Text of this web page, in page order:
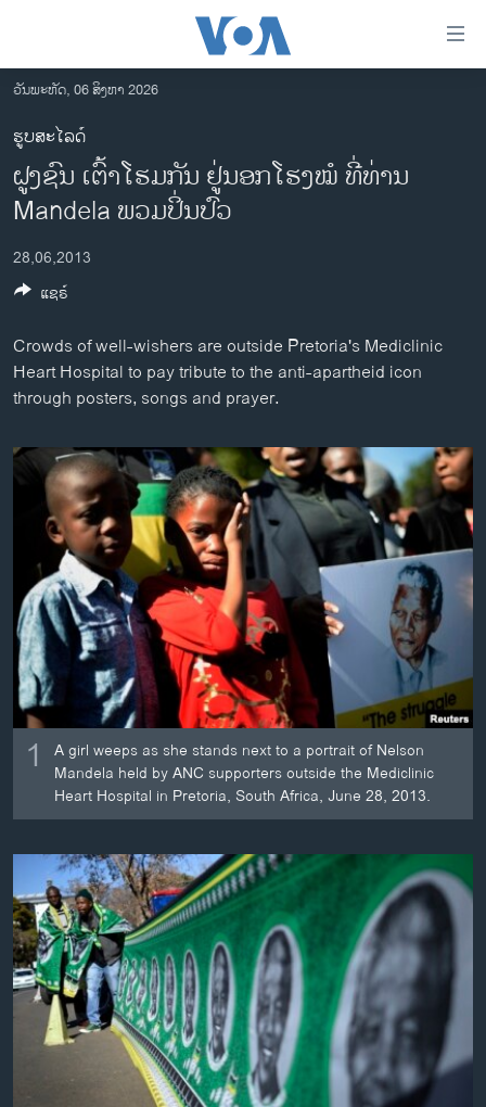
ເຂົ້າ
ຫາ
ຂ້າມ
ຂ້າມ
ຂ້າມ
ໄປ
ຫາ
ຊອກ
ລາວ
ອາເມຣິກາ
ຂ່າວ​ຈີນ
ເອເຊຍ
ອິດສະຫຼະພາບດ້ານການຂ່າວ
ຊຸມຊົນຊາວລາວ
ວິທະຍາສາດ-ເທັກໂນໂລຈີ
ທຸລະກິດ
ພາສາອັງກິດ
ວີດີໂອ
ສຽງ
ລາຍການກະຈາຍສຽງ
ຕິດຕາມພວກເຮົາ ທີ່
ພາສາຕ່າງໆ
ວັນພະຫັດ, 06 ສິງຫາ 2026
ຮູບສະໄລດ໌
ຝູງຊົນ ເຕົ້າໂຮມກັນ ຢູ່ນອກໂຮງໝໍ ທີ່ທ່ານ
Mandela ພວມປິ່ນປົວ
28,06,2013
Crowds of well-wishers are outside Pretoria's Mediclinic
Heart Hospital to pay tribute to the anti-apartheid icon
through posters, songs and prayer.
1
A girl weeps as she stands next to a portrait of Nelson
Mandela held by ANC supporters outside the Mediclinic
Heart Hospital in Pretoria, South Africa, June 28, 2013.
ແຊຣ໌